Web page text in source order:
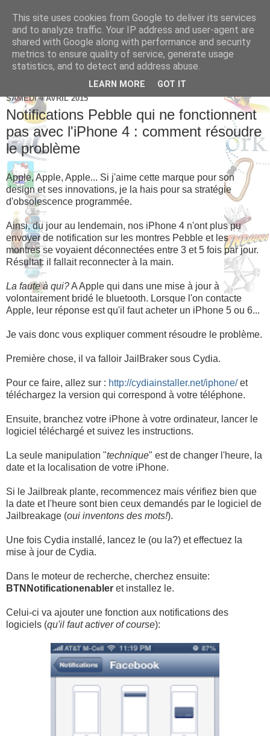
Brice Cornet: serial
entrepreneur hédoniste
SAMEDI 4 AVRIL 2015
Notifications Pebble qui ne fonctionnent
pas avec l'iPhone 4 : comment résoudre
le problème
Apple, Apple, Apple... Si j'aime cette marque pour son
design et ses innovations, je la hais pour sa stratégie
d'obsolescence programmée.
Ainsi, du jour au lendemain, nos iPhone 4 n'ont plus pu
envoyer de notification sur les montres Pebble et les
montres se voyaient déconnectées entre 3 et 5 fois par jour.
Résultat: il fallait reconnecter à la main.
La faute à qui?A Apple qui dans une mise à jour à
volontairement bridé le bluetooth. Lorsque l'on contacte
Apple, leur réponse est qu'il faut acheter un iPhone 5 ou 6...
Je vais donc vous expliquer comment résoudre le problème.
Première chose, il va falloir JailBraker sous Cydia.
Pour ce faire, allez sur : http://cydiainstaller.net/iphone/et
téléchargez la version qui correspond à votre téléphone.
Ensuite, branchez votre iPhone à votre ordinateur, lancer le
logiciel téléchargé et suivez les instructions.
La seule manipulation "technique" est de changer l'heure, la
date et la localisation de votre iPhone.
Si le Jailbreak plante, recommencez mais vérifiez bien que
la date et l'heure sont bien ceux demandés par le logiciel de
Jailbreakage (oui inventons des mots!).
Une fois Cydia installé, lancez le (ou la?) et effectuez la
mise à jour de Cydia.
Dans le moteur de recherche, cherchez ensuite:
BTNNotificationenabler et installez le.
Celui-ci va ajouter une fonction aux notifications des
logiciels (qu'il faut activer of course):
This site uses cookies from Google to deliver its services
and to analyze traffic. Your IP address and user-agent are
shared with Google along with performance and security
metrics to ensure quality of service, generate usage
statistics, and to detect and address abuse.
LEARN MORE GOT IT